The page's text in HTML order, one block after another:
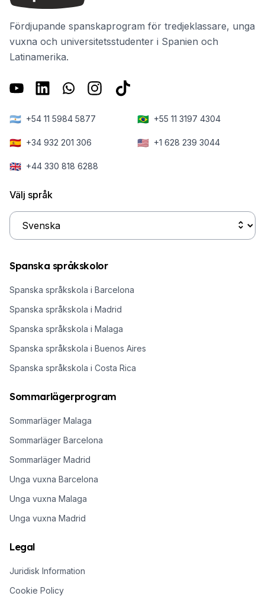
Fördjupande spanskaprogram för tredjeklassare, unga
vuxna och universitetsstudenter i Spanien och
Latinamerika.
🇦🇷 +54 11 5984 5877 🇧🇷 +55 11 3197 4304
🇪🇸 +34 932 201 306 🇺🇸 +1 628 239 3044
🇬🇧 +44 330 818 6288
Välj språk
Spanska språkskolor
Spanska språkskola i Barcelona
Spanska språkskola i Madrid
Spanska språkskola i Malaga
Spanska språkskola i Buenos Aires
Spanska språkskola i Costa Rica
Sommarlägerprogram
Sommarläger Malaga
Sommarläger Barcelona
Sommarläger Madrid
Unga vuxna Barcelona
Unga vuxna Malaga
Unga vuxna Madrid
Legal
Juridisk Information
Cookie Policy